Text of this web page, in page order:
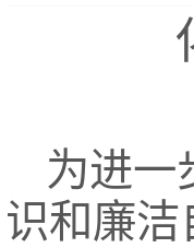
为进一
识和廉洁